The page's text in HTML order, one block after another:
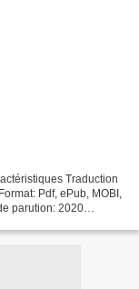
Traduction
Pdf, ePub, MOBI,
parution: 2020